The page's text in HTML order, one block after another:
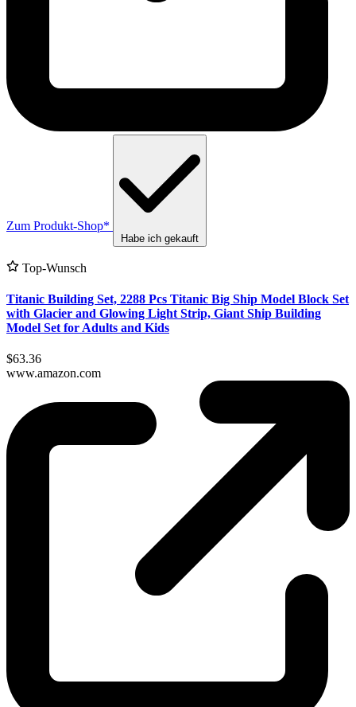
Zum Produkt-Shop*
Habe ich gekauft
Top-Wunsch
Titanic Building Set, 2288 Pcs Titanic Big Ship Model Block Set
with Glacier and Glowing Light Strip, Giant Ship Building
Model Set for Adults and Kids
$63.36
www.amazon.com